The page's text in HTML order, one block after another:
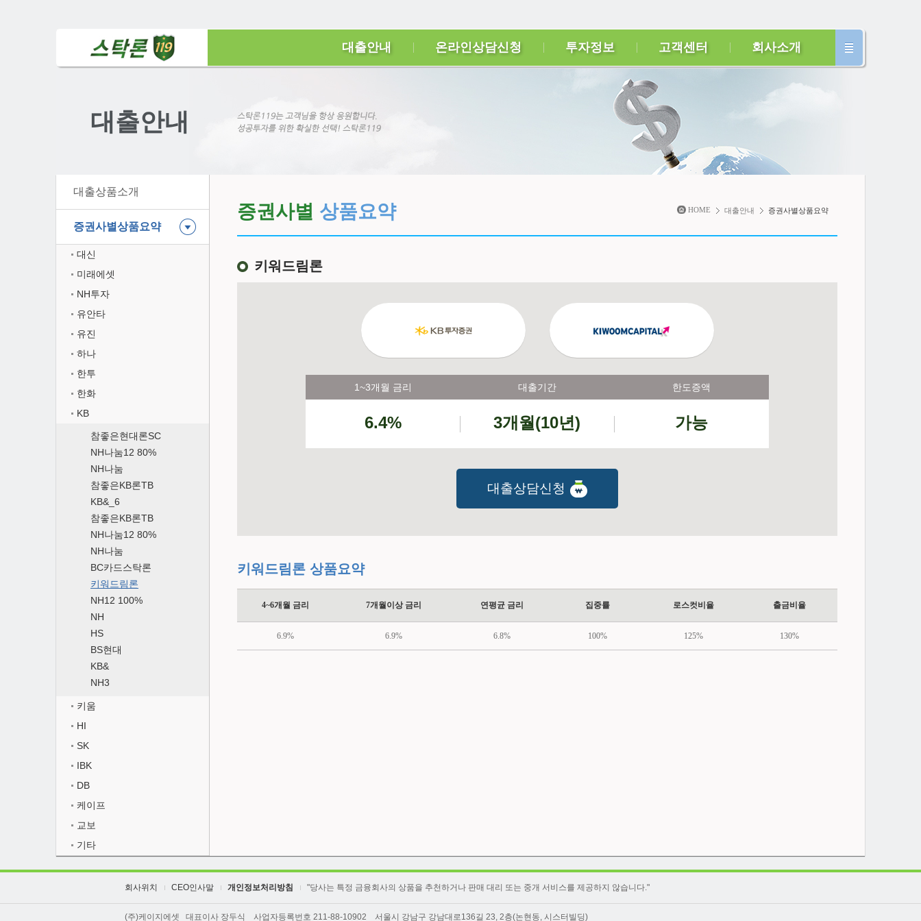
대출안내 온라인상담신청 투자정보 고객센터 회사소개
대출안내
대출상품소개
증권사별상품요약
대신
미래에셋
NH투자
유안타
유진
하나
한투
한화
KB
참좋은현대론SC
NH나눔12 80%
NH나눔
참좋은KB론TB
KB&_6
참좋은KB론TB
NH나눔12 80%
NH나눔
BC카드스탁론
키워드림론
NH12 100%
NH
HS
BS현대
KB&
NH3
키움
HI
SK
IBK
DB
케이프
교보
기타
증권사별 상품요약 HOME 대출안내 증권사별상품요약
키워드림론
1~3개월 금리 대출기간 한도증액
6.4% 3개월(10년) 가능
대출상담신청
키워드림론 상품요약
4~6개월 금리 7개월이상 금리 연평균 금리 집중률 로스컷비율 출금비율
6.9% 6.9% 6.8% 100% 125% 130%
회사위치 CEO인사말 개인정보처리방침 "당사는 특정 금융회사의 상품을 추천하거나 판매 대리 또는 중개 서비스를 제공하지 않습니다."
(주)케이지에셋 대표이사 장두식 사업자등록번호 211-88-10902 서울시 강남구 강남대로136길 23, 2층(논현동, 시스터빌딩)